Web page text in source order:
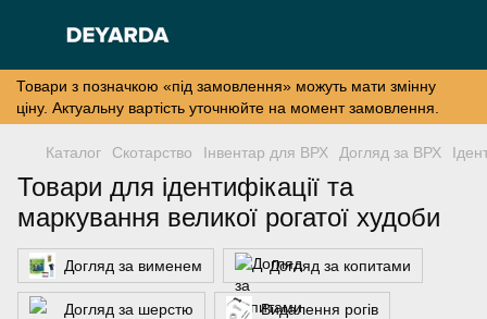
Товари з позначкою «під замовлення» можуть мати змінну
ціну. Актуальну вартість уточнюйте на момент замовлення.
Каталог Скотарство Інвентар для ВРХ Догляд за ВРХ
Товари для ідентифікації та
маркування великої рогатої худоби
Догляд за вименем Догляд за копитами
Догляд за шерстю Видалення рогів